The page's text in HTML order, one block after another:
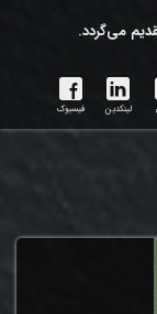
می‌گردد.
لینکدین فیسبوک